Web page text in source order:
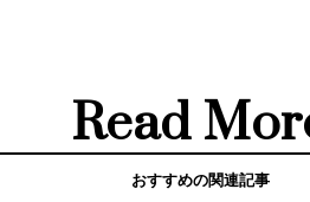
Read
おすすめの関連記事